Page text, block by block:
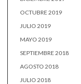
OCTUBRE 2019
JULIO 2019
MAYO 2019
SEPTIEMBRE 2018
AGOSTO 2018
JULIO 2018